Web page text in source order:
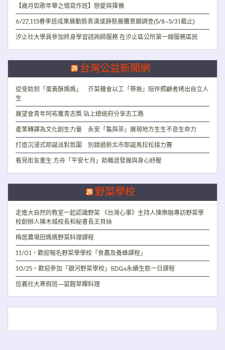
【歲月如歌年華之憶寫作班】戀愛與擇偶
6/27,115春季班成果展動態表演或靜態展攤意願調查(5/8~5/31截止)
汐止社大學員參加終身學習諮詢師服務 在汐止區公所第一線服務區民
台灣公益新聞網
從受助到「蛋黃酥媽媽」 芥菜種會以工「帶振」陪伴照顧者烤出自立人
生
展望會青年阿祐獲青志獎 站上總統府分享志工路
產業轉譯為文化創生力量 永安「龜與茶」展現地方生生不息生命力
打造沉浸式耶誕派對氛圍 別錯過新北市耶誕馬拉松接力賽
看見街友重生 方舟「平安七月」助職涯發展與身心紓壓
野菜學校
走進大自然的教室一起認識野菜 《台灣心事》主持人陳樂融專訪野菜學
校創辦人陳木城校長和秘書長王貝絲
梅居農場田媽媽野菜料理課程
11/01，歡迎報名野菜學學校「食農及養蜂課程」
10/25，歡迎參加「銀河野菜學校」SDGs永續生態一日課程
信義社大寒假班—鼠麴草粿料理